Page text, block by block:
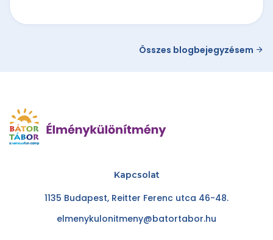
Összes blogbejegyzésem
Kapcsolat
1135 Budapest, Reitter Ferenc utca 46-48.
elmenykulonitmeny@batortabor.hu